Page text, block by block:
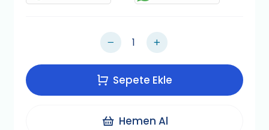
Sepete Ekle
Hemen Al